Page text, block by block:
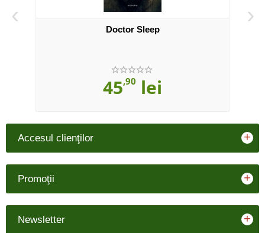
‹
Doctor Sleep
45,90 lei
›
Accesul clienţilor +
Promoţii +
Newsletter +